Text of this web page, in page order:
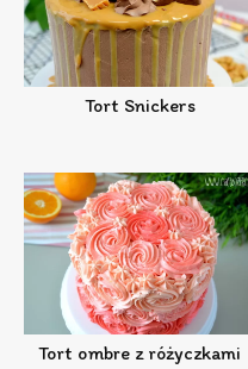
Tort Snickers
Tort ombre z różyczkami